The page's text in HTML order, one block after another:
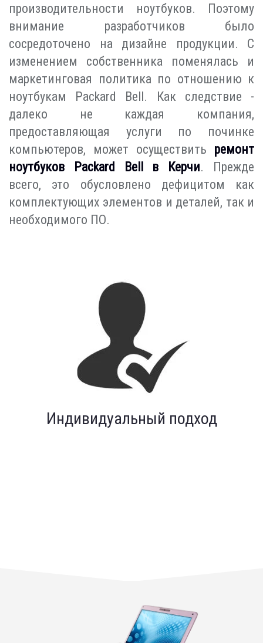
производительности ноутбуков. Поэтому
внимание разработчиков было
сосредоточено на дизайне продукции. С
изменением собственника поменялась и
маркетинговая политика по отношению к
ноутбукам Packard Bell. Как следствие -
далеко не каждая компания,
предоставляющая услуги по починке
компьютеров, может осуществить ремонт
ноутбуков Packard Bell в Керчи. Прежде
всего, это обусловлено дефицитом как
комплектующих элементов и деталей, так и
необходимого ПО.
Индивидуальный подход